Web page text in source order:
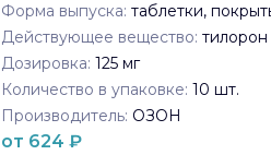
Форма выпуска: таблетки,
Действующее вещество: тилорон
Дозировка: 125 мг
Количество в упаковке: 10 шт.
Производитель: ОЗОН
от 624 ₽